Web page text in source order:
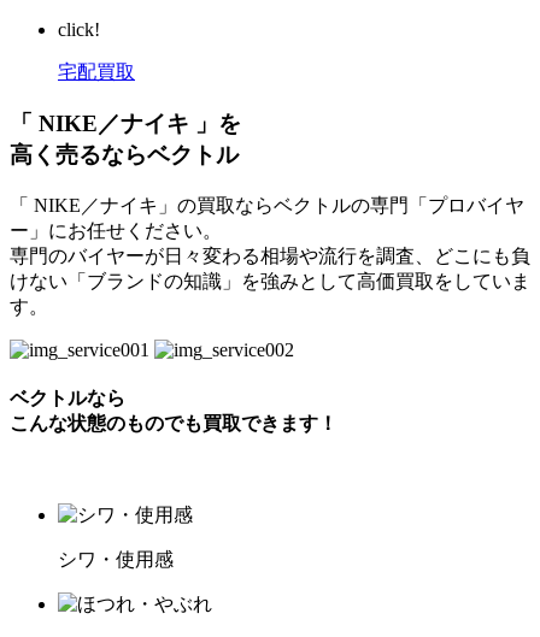
click!
宅配買取
「 NIKE／ナイキ 」を
高く売るならベクトル
「 NIKE／ナイキ」の買取ならベクトルの専門「プロバイヤ
ー」にお任せください。
専門のバイヤーが日々変わる相場や流行を調査、どこにも負
けない「ブランドの知識」を強みとして高価買取をしていま
す。
ベクトルなら
こんな状態のものでも買取できます！
シワ・使用感